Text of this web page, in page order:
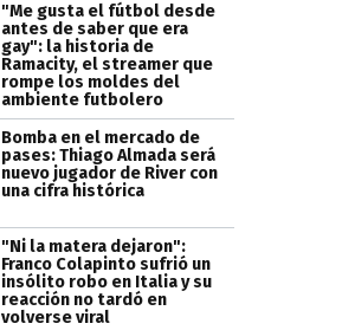
"Me gusta el fútbol desde
antes de saber que era
gay": la historia de
Ramacity, el streamer que
rompe los moldes del
ambiente futbolero
Bomba en el mercado de
pases: Thiago Almada será
nuevo jugador de River con
una cifra histórica
"Ni la matera dejaron":
Franco Colapinto sufrió un
insólito robo en Italia y su
reacción no tardó en
volverse viral